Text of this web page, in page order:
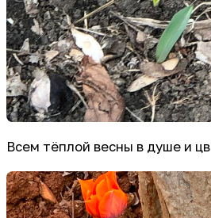
Всем тёплой весны в душе и